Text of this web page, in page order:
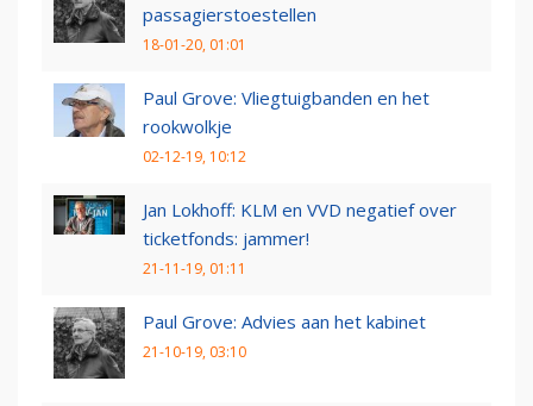
passagierstoestellen
18-01-20, 01:01
Paul Grove: Vliegtuigbanden en het
rookwolkje
02-12-19, 10:12
Jan Lokhoff: KLM en VVD negatief over
ticketfonds: jammer!
21-11-19, 01:11
Paul Grove: Advies aan het kabinet
21-10-19, 03:10